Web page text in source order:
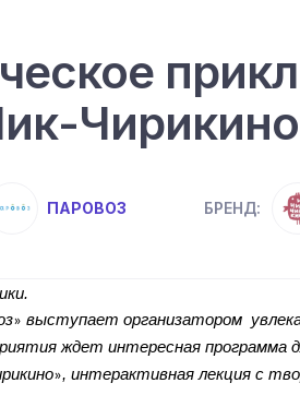
ПАРОВОЗ БРЕНД:
»
ждет интересная программа
», интерактивная лекция с